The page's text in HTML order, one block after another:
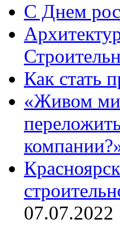
С Днем
Как стать
«Живом
07.07.2022